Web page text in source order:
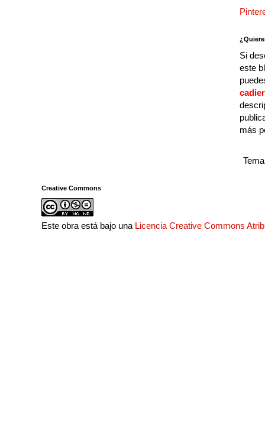
Si
este
más
Creative Commons
Este obra está bajo una Licencia Creative Commons